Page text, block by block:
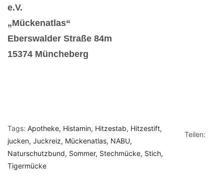
e.V.
„Mückenatlas“
Eberswalder Straße 84m
15374 Müncheberg
Tags: Apotheke Histamin Hitzestab Hitzestift
jucken Juckreiz Mückenatlas NABU
Naturschutzbund Sommer Stechmücke Stich
Tigermücke
Teilen: